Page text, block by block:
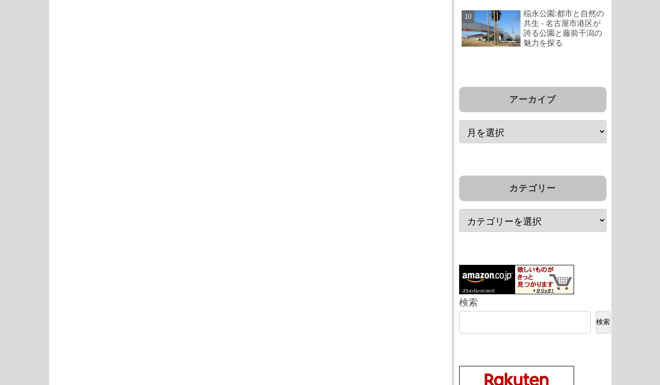
稲永公園:都市と自然の
共生 - 名古屋市港区が
誇る公園と藤前干潟の
魅力を探る
アーカイブ
カテゴリー
検索
検索